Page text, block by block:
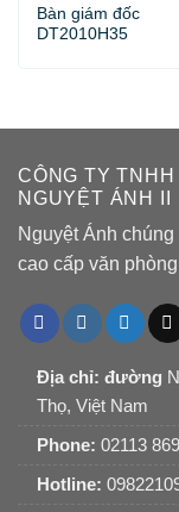
Bàn giám đốc
DT2010H35
CÔNG TY
NGUYỆT ÁNH II
Nguyệt Ánh
cao cấp văn
Địa chỉ: đường
Thọ, Việt Nam
Phone: 02113
Hotline: